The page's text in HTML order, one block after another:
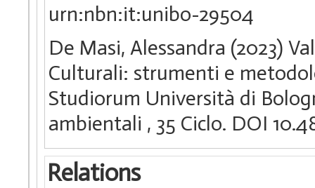
urn:nbn:it:unibo-29504
De Masi, Alessandra (2023)
Culturali: strumenti e
Studiorum Università di
ambientali , 35 Ciclo. DOI
Relations